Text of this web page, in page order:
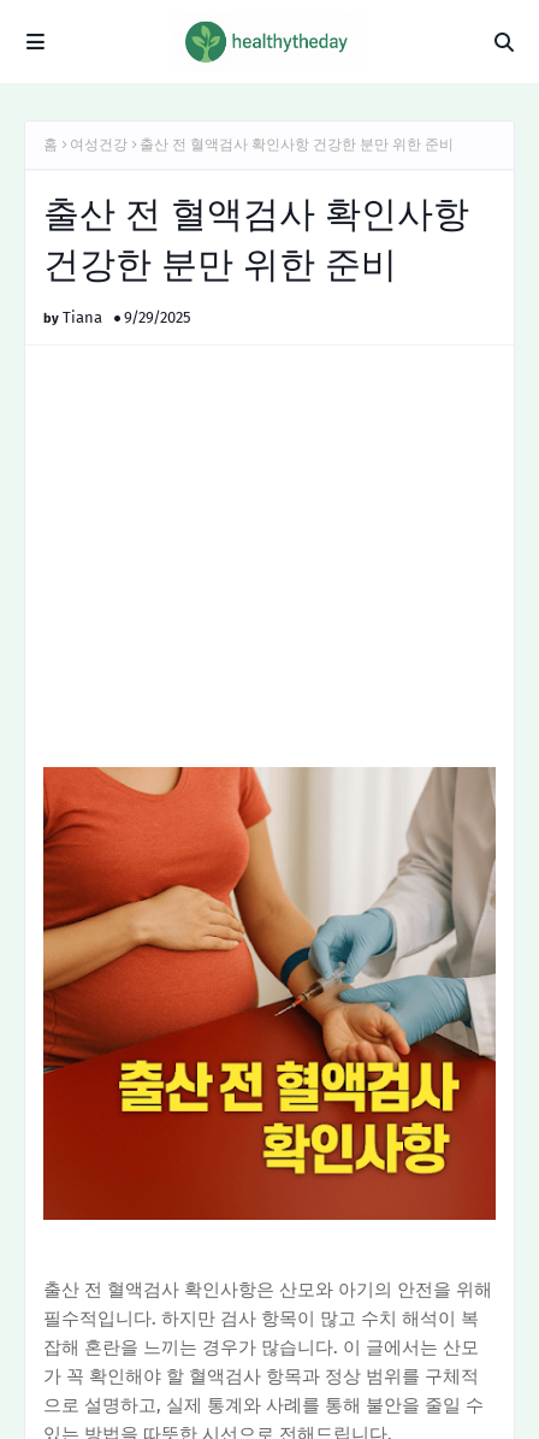
홈 여성건강 출산 전 혈액검사 확인사항 건강한 분만 위한 준비
출산 전 혈액검사 확인사항
건강한 분만 위한 준비
Tiana 9/29/2025
출산 전 혈액검사 확인사항은 산모와 아기의 안전을 위해
필수적입니다. 하지만 검사 항목이 많고 수치 해석이 복
잡해 혼란을 느끼는 경우가 많습니다. 이 글에서는 산모
가 꼭 확인해야 할 혈액검사 항목과 정상 범위를 구체적
으로 설명하고, 실제 통계와 사례를 통해 불안을 줄일 수
있는 방법을 따뜻한 시선으로 전해드립니다.